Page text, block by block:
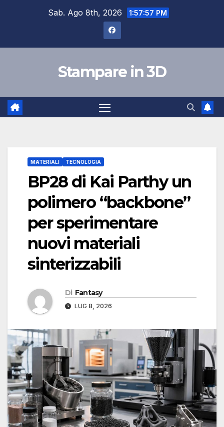
Sab. Ago 8th, 2026 1:57:58 PM
Stampare in 3D
MATERIALI TECNOLOGIA
BP28 di Kai Parthy un
polimero “backbone”
per sperimentare
nuovi materiali
sinterizzabili
Di Fantasy
LUG 8, 2026